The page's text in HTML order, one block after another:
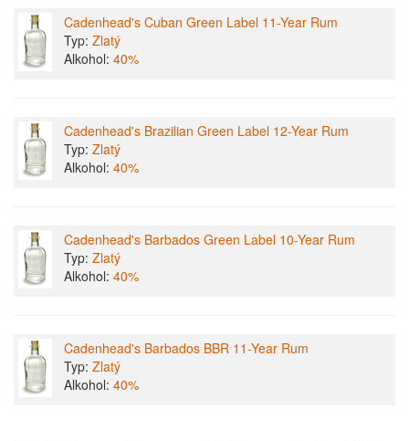
Cadenhead's Cuban Green Label 11-Year Rum
Typ: Zlatý
Alkohol: 40%
Cadenhead's Brazilian Green Label 12-Year Rum
Typ: Zlatý
Alkohol: 40%
Cadenhead's Barbados Green Label 10-Year Rum
Typ: Zlatý
Alkohol: 40%
Cadenhead's Barbados BBR 11-Year Rum
Typ: Zlatý
Alkohol: 40%